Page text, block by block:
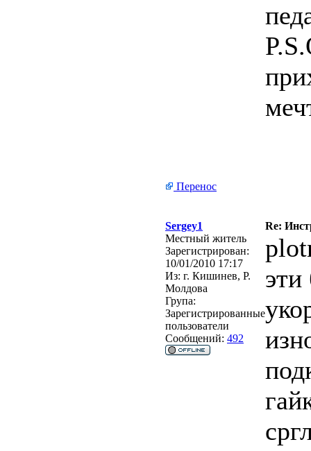
Перенос
Sergey1
Re:
Местный житель
Зарегистрирован:
10/01/2010 17:17
Из: г. Кишинев, Р.
Молдова
Група:
Зарегистрированные
пользователи
Сообщений: 492